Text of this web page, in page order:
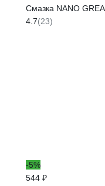
Смазка NANO
4.7(23)
-5%
544 ₽